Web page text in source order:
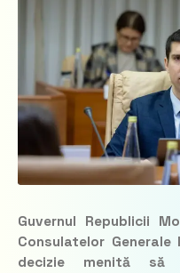
Guvernul Republicii
Consulatelor
decizie menită să